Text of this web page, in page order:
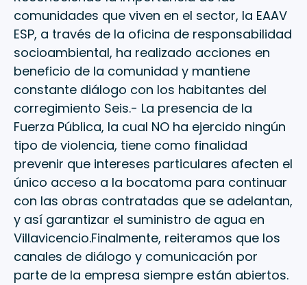
comunidades que viven en el sector, la EAAV
ESP, a través de la oficina de responsabilidad
socioambiental, ha realizado acciones en
beneficio de la comunidad y mantiene
constante diálogo con los habitantes del
corregimiento Seis.- La presencia de la
Fuerza Pública, la cual NO ha ejercido ningún
tipo de violencia, tiene como finalidad
prevenir que intereses particulares afecten el
único acceso a la bocatoma para continuar
con las obras contratadas que se adelantan,
y así garantizar el suministro de agua en
Villavicencio.Finalmente, reiteramos que los
canales de diálogo y comunicación por
parte de la empresa siempre están abiertos.